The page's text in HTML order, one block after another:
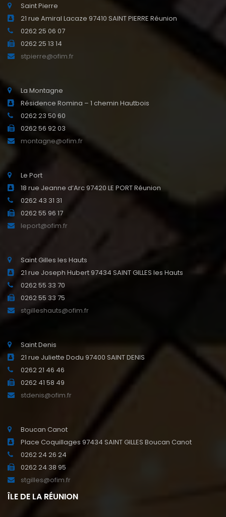
Saint Pierre
21 rue Amiral Lacaze 97410 SAINT PIERRE Réunion
0262 25 06 07
0262 25 13 14
stpierre@ofim.fr
La Montagne
Résidence Romina – 1 chemin Hautbois
0262 23 50 60
0262 56 92 03
montagne@ofim.fr
Le Port
18 rue Jeanne d’Arc 97420 LE PORT Réunion
0262 43 31 31
0262 55 96 17
leport@ofim.fr
Saint Gilles les Hauts
21 rue Joseph Hubert 97434 SAINT GILLES les Hauts
0262 55 33 70
0262 55 33 75
stgilleshauts@ofim.fr
Saint Denis
21 rue Juliette Dodu 97400 SAINT DENIS
0262 21 46 46
0262 41 58 49
stdenis@ofim.fr
Boucan Canot
Place Coquillages 97434 SAINT GILLES Boucan Canot
0262 24 26 24
0262 24 38 95
stgilles@ofim.fr
ÎLE DE LA RÉUNION